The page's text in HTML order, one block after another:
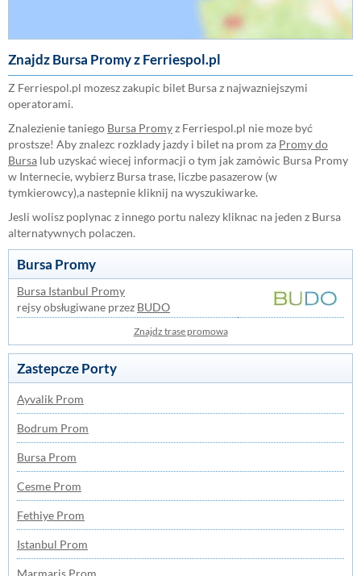
Znajdz Bursa Promy z Ferriespol.pl
Z Ferriespol.pl mozesz zakupic bilet Bursa z najwazniejszymi
operatorami.
Znalezienie taniego Bursa Promyz Ferriespol.pl nie moze być
prostsze! Aby znalezc rozklady jazdy i bilet na prom za Promy do
Bursa lub uzyskać wiecej informacji o tym jak zamówic Bursa Promy
w Internecie, wybierz Bursa trase, liczbe pasazerow (w
tymkierowcy),a nastepnie kliknij na wyszukiwarke.
Jesli wolisz poplynac z innego portu nalezy kliknac na jeden z Bursa
alternatywnych polaczen.
Bursa Promy
Bursa Istanbul Promy
rejsy obsługiwane przez BUDO
Znajdz trase promowa
Zastepcze Porty
Ayvalik Prom
Bodrum Prom
Bursa Prom
Cesme Prom
Fethiye Prom
Istanbul Prom